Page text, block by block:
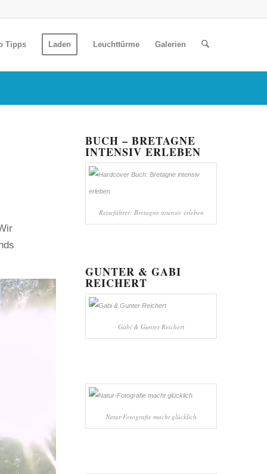
Tipps Laden Leuchttürme Galerien
BUCH – BRETAGNE
INTENSIV ERLEBEN
Reiseführer: Bretagne intensiv erleben
GUNTER & GABI
REICHERT
Gabi & Gunter Reichert
Natur-Fotografie macht glücklich